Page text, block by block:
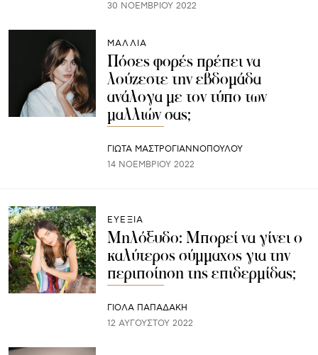
30 ΝΟΕΜΒΡΊΟΥ 2022
ΜΑΛΛΙΑ
Πόσες φορές πρέπει να
λούζεστε την εβδομάδα
ανάλογα με τον τύπο των
μαλλιών σας;
ΓΙΩΤΑ ΜΑΣΤΡΟΓΙΑΝΝΟΠΟΥΛΟΥ
14 ΝΟΕΜΒΡΊΟΥ 2022
ΕΥΕΞΙΑ
Μηλόξυδο: Μπορεί να γίνει ο
καλύτερος σύμμαχος για την
περιποίηση της επιδερμίδας;
ΓΙΌΛΑ ΠΑΠΑΔΆΚΗ
12 ΑΥΓΟΎΣΤΟΥ 2022